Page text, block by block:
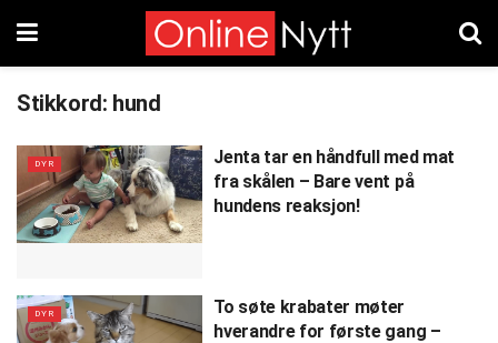
Stikkord: hund
DYR
Jenta tar en håndfull med mat
fra skålen – Bare vent på
hundens reaksjon!
DYR
To søte krabater møter
hverandre for første gang –